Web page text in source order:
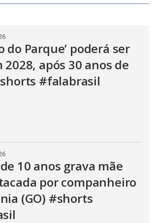
do Parque’ poderá ser
2028, após 30 anos de
#falabrasil
10 anos grava mãe
por companheiro
(GO) #shorts